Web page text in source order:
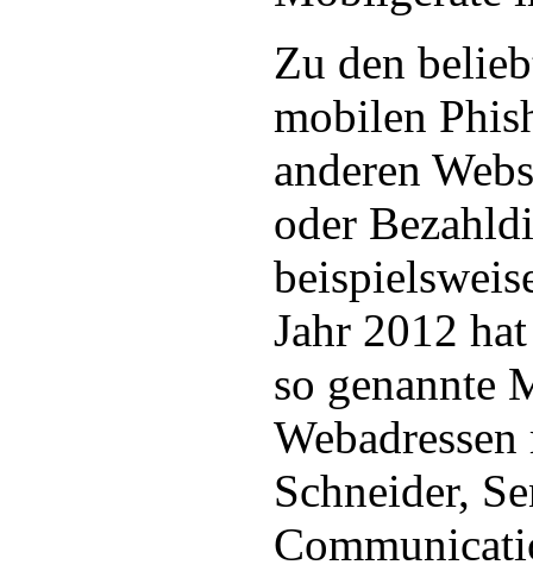
Zu den
mobilen
anderen
oder
Jahr 2012
so genannte
Schneider,